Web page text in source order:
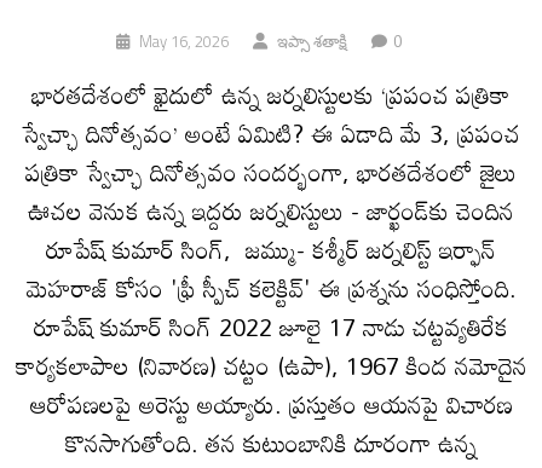
May 16, 2026 ఇప్సా శతాక్షి 0
భారతదేశంలో ఖైదులో ఉన్న జర్నలిస్టులకు ‘ప్రపంచ పత్రికా
స్వేచ్ఛా దినోత్సవం’ అంటే ఏమిటి? ఈ ఏడాది మే 3, ప్రపంచ
పత్రికా స్వేచ్ఛా దినోత్సవం సందర్భంగా, భారతదేశంలో జైలు
ఊచల వెనుక ఉన్న ఇద్దరు జర్నలిస్టులు - జార్ఖండ్‌కు చెందిన
రూపేష్ కుమార్ సింగ్, జమ్ము- కశ్మీర్ జర్నలిస్ట్ ఇర్ఫాన్
మెహరాజ్ కోసం 'ఫ్రీ స్పీచ్ కలెక్టివ్' ఈ ప్రశ్నను సంధిస్తోంది.
రూపేష్ కుమార్ సింగ్ 2022 జూలై 17 నాడు చట్టవ్యతిరేక
కార్యకలాపాల (నివారణ) చట్టం (ఉపా), 1967 కింద నమోదైన
ఆరోపణలపై అరెస్టు అయ్యారు. ప్రస్తుతం ఆయనపై విచారణ
కొనసాగుతోంది. తన కుటుంబానికి దూరంగా ఉన్న